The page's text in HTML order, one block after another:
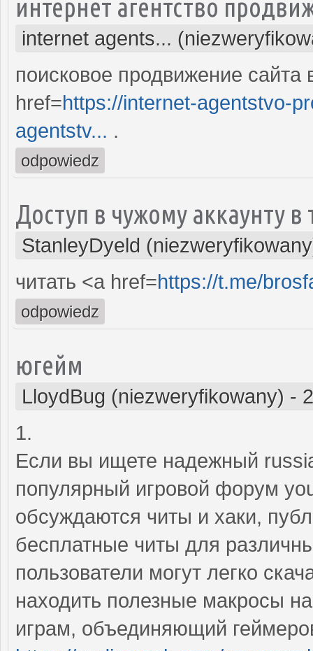
интернет агентство
internet agents...
поисковое продвижение сайта
href=https://internet-agentstvo-
agentstv... .
odpowiedz
Доступ в чужому аккаунту в
StanleyDyeld
читать <a href=https://t.me/
odpowiedz
югейм
LloydBug (niezweryfikowany) -
1.
Если вы ищете надежный
популярный игровой форум
обсуждаются читы и хаки,
бесплатные читы для
пользователи могут легко
находить полезные макросы
играм, объединяющий